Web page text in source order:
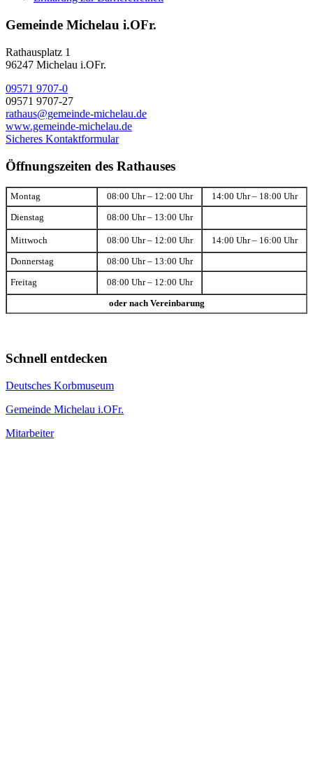
Gemeinde Michelau i.OFr.
Rathausplatz 1
96247 Michelau i.OFr.
09571 9707-0
09571 9707-27
rathaus@gemeinde-michelau.de
www.gemeinde-michelau.de
Sicheres Kontaktformular
Öffnungszeiten des Rathauses
Montag 08:00 Uhr – 12:00 Uhr 14:00 Uhr – 18:00 Uhr
Dienstag 08:00 Uhr – 13:00 Uhr
Mittwoch 08:00 Uhr – 12:00 Uhr 14:00 Uhr – 16:00 Uhr
Donnerstag 08:00 Uhr – 13:00 Uhr
Freitag 08:00 Uhr – 12:00 Uhr
oder nach Vereinbarung
Schnell entdecken
Deutsches Korbmuseum
Gemeinde Michelau i.OFr.
Mitarbeiter